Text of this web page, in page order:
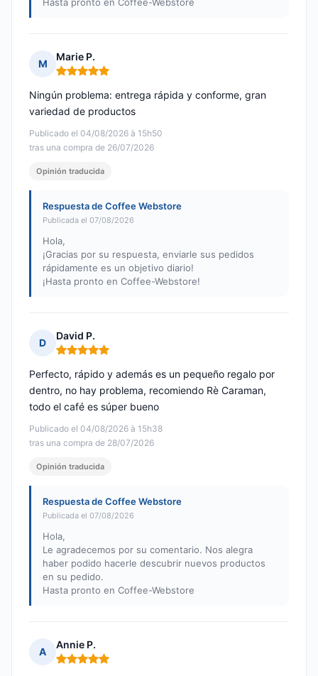
M
Marie P.
Nota: 5 de 5
Publicado el 04/08/2026 à 15h50
tras una compra de 26/07/2026
Ningún problema: entrega rápida y conforme, gran
variedad de productos
Opinión traducida
Respuesta de Coffee Webstore
Publicada el 07/08/2026
Hola,
¡Gracias por su respuesta, enviarle sus pedidos
rápidamente es un objetivo diario!
¡Hasta pronto en Coffee-Webstore!
D
David P.
Nota: 5 de 5
Publicado el 04/08/2026 à 15h38
tras una compra de 28/07/2026
Perfecto, rápido y además es un pequeño regalo por
dentro, no hay problema, recomiendo Rè Caraman,
todo el café es súper bueno
Opinión traducida
Respuesta de Coffee Webstore
Publicada el 07/08/2026
Hola,
Le agradecemos por su comentario. Nos alegra
haber podido hacerle descubrir nuevos productos
en su pedido.
Hasta pronto en Coffee-Webstore
A
Annie P.
Nota: 5 de 5